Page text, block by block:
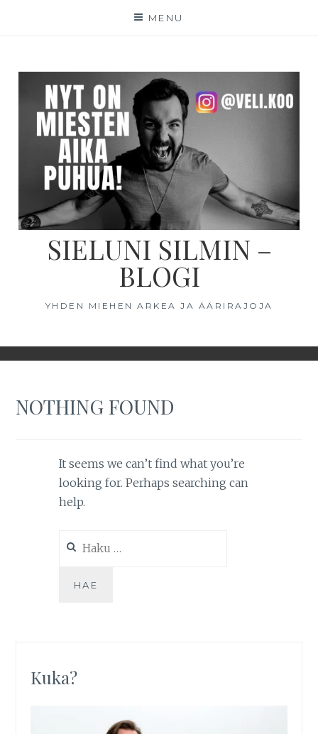
MENU
SIELUNI SILMIN –
BLOGI
YHDEN MIEHEN ARKEA JA ÄÄRIRAJOJA
NOTHING FOUND
It seems we can’t find what you’re
looking for. Perhaps searching can
help.
Kuka?